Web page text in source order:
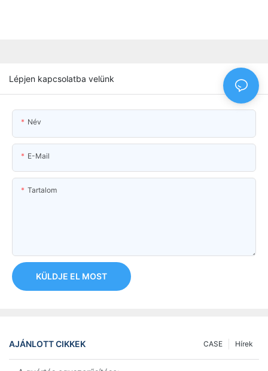
Lépjen kapcsolatba velünk
Név
E-Mail
Tartalom
KÜLDJE EL MOST
AJÁNLOTT CIKKEK Hírek
CASE